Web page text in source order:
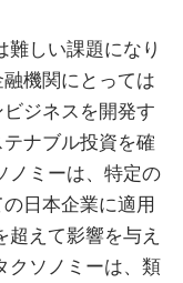
難しい課題になり
機関にとっては
ジネスを開発す
ナブル投資を確
ノミーは、特定の
日本企業に適用
超えて影響を与え
クソノミーは、類